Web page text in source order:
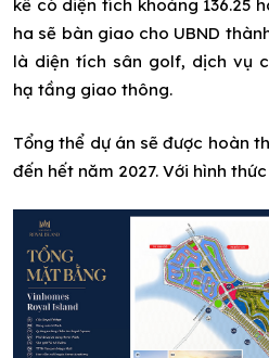
kề có diện tích khoảng 136.25
ha sẽ bàn giao cho UBND
là diện tích sân golf, dịch vụ
hạ tầng giao thông.
Tổng thể dự án sẽ được hoàn
đến hết năm 2027. Với hình